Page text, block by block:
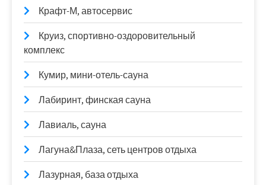
Крафт-М, автосервис
Круиз, спортивно-оздоровительный
комплекс
Кумир, мини-отель-сауна
Лабиринт, финская сауна
Лавиаль, сауна
Лагуна&Плаза, сеть центров отдыха
Лазурная, база отдыха